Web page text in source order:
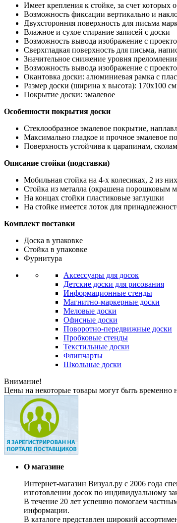
Имеет крепления к стойке, за счет которых
Возможность фиксации вертикально и
Двухсторонняя поверхность для письма
Влажное и сухое стирание записей с доски
Возможность вывода изображение с
Сверхгладкая поверхность для письма,
Значительное снижение уровня
Возможность вывода изображение с
Окантовка доски: алюминиевая рамка с
Размер доски (ширина х высота): 170х100 см
Покрытие доски: эмалевое
Особенности покрытия доски
Стеклообразное эмалевое покрытие,
Максимально гладкое и прочное эмалевое
Поверхность устойчива к царапинам,
Описание стойки (подставки)
Мобильная стойка на 4-х колесиках, 2 из
Стойка из металла (окрашена порошковым
На концах стойки пластиковые заглушки
На стойке имеется лоток для
Комплект поставки
Доска в упаковке
Стойка в упаковке
Фурнитура
Аксессуары для досок
Детские доски для рисования
Информационные стенды
Магнитно-маркерные доски
Меловые доски
Офисные доски
Поворотно-передвижные доски
Пробковые стенды
Текстильные доски
Флипчарты
Школьные доски
Внимание!
Цены на некоторые товары могут быть временно
О магазине
Интернет-магазин Визуал.ру с 2006 года
изготовлении досок по индивидуальному
В течение 20 лет успешно помогаем
информации.
В каталоге представлен широкий